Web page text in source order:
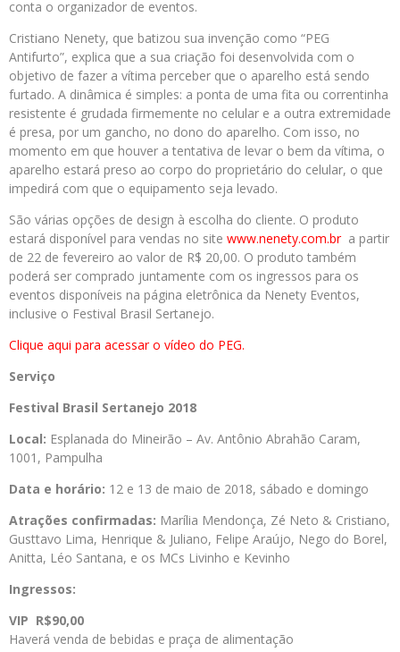
conta o organizador de eventos.
Cristiano Nenety, que batizou sua invenção como “PEG
Antifurto”, explica que a sua criação foi desenvolvida com o
objetivo de fazer a vítima perceber que o aparelho está sendo
furtado. A dinâmica é simples: a ponta de uma fita ou correntinha
resistente é grudada firmemente no celular e a outra extremidade
é presa, por um gancho, no dono do aparelho. Com isso, no
momento em que houver a tentativa de levar o bem da vítima, o
aparelho estará preso ao corpo do proprietário do celular, o que
impedirá com que o equipamento seja levado.
São várias opções de design à escolha do cliente. O produto
estará disponível para vendas no site www.nenety.com.bra partir
de 22 de fevereiro ao valor de R$ 20,00. O produto também
poderá ser comprado juntamente com os ingressos para os
eventos disponíveis na página eletrônica da Nenety Eventos,
inclusive o Festival Brasil Sertanejo.
Clique aqui para acessar o vídeo do PEG.
Serviço
Festival Brasil Sertanejo 2018
Local: Esplanada do Mineirão – Av. Antônio Abrahão Caram,
1001, Pampulha
Data e horário: 12 e 13 de maio de 2018, sábado e domingo
Atrações confirmadas: Marília Mendonça, Zé Neto & Cristiano,
Gusttavo Lima, Henrique & Juliano, Felipe Araújo, Nego do Borel,
Anitta, Léo Santana, e os MCs Livinho e Kevinho
Ingressos:
VIP R$90,00
Haverá venda de bebidas e praça de alimentação